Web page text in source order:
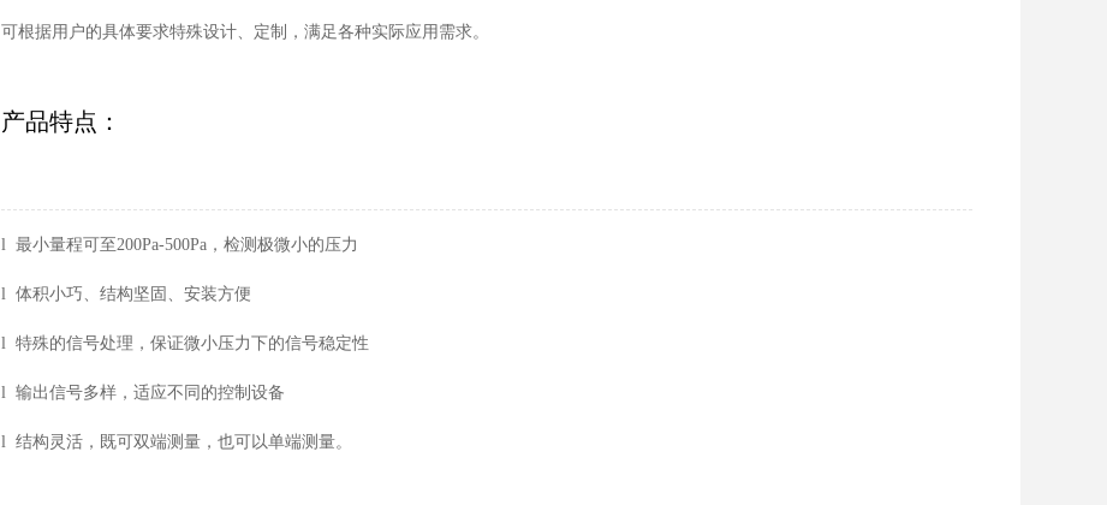
可根据用户的具体要求特殊设计、定制，满足各种实际应用需求。
产品特点：
l 最小量程可至200Pa-500Pa，检测极微小的压力
l 体积小巧、结构坚固、安装方便
l 特殊的信号处理，保证微小压力下的信号稳定性
l 输出信号多样，适应不同的控制设备
l 结构灵活，既可双端测量，也可以单端测量。